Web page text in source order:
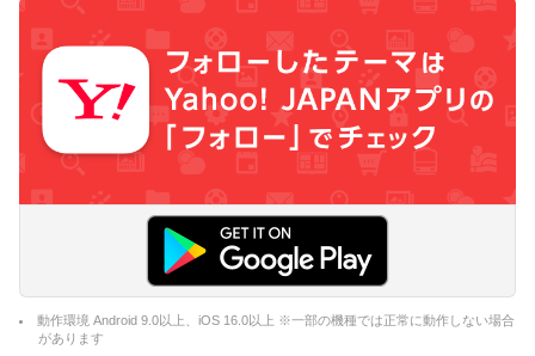
動作環境 Android 9.0以上、iOS 16.0以上 ※一部の機種では正常に動作しない場合
があります